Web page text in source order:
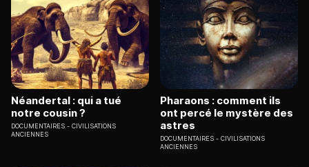
Néandertal : qui a tué
notre cousin ?
DOCUMENTAIRES
CIVILISATIONS
ANCIENNES
Pharaons : comment ils
ont percé le mystère des
astres
DOCUMENTAIRES
CIVILISATIONS
ANCIENNES